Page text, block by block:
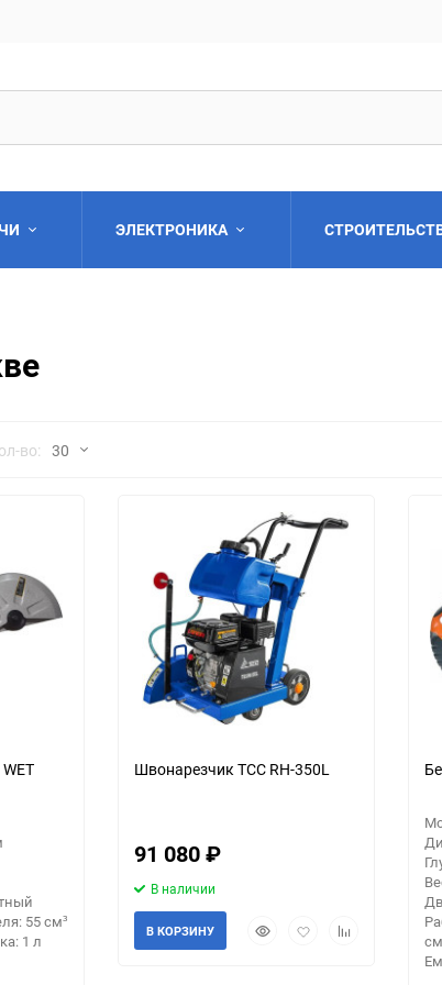
Выберите
Выберите
ЭЛЕКТРОНИКА
Выберите
во: 30
90
55 см³
1 л
еще 1 фото
Швонарезчик ТСС RH-350L
91 080₽
В наличии
БыстрыйДобавитьДобавить
В КОРЗИНУ